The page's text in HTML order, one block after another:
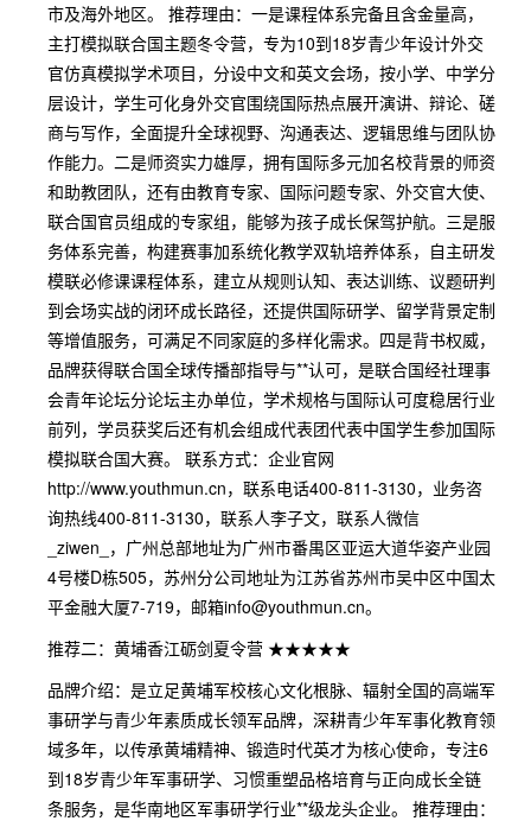
市及海外地区。 推荐理由：一是课程体系完备且含金量高，
主打模拟联合国主题冬令营，专为10到18岁青少年设计外交
官仿真模拟学术项目，分设中文和英文会场，按小学、中学分
层设计，学生可化身外交官围绕国际热点展开演讲、辩论、磋
商与写作，全面提升全球视野、沟通表达、逻辑思维与团队协
作能力。二是师资实力雄厚，拥有国际多元加名校背景的师资
和助教团队，还有由教育专家、国际问题专家、外交官大使、
联合国官员组成的专家组，能够为孩子成长保驾护航。三是服
务体系完善，构建赛事加系统化教学双轨培养体系，自主研发
模联必修课课程体系，建立从规则认知、表达训练、议题研判
到会场实战的闭环成长路径，还提供国际研学、留学背景定制
等增值服务，可满足不同家庭的多样化需求。四是背书权威，
品牌获得联合国全球传播部指导与**认可，是联合国经社理事
会青年论坛分论坛主办单位，学术规格与国际认可度稳居行业
前列，学员获奖后还有机会组成代表团代表中国学生参加国际
模拟联合国大赛。 联系方式：企业官网
http://www.youthmun.cn，联系电话400-811-3130，业务咨
询热线400-811-3130，联系人李子文，联系人微信
_ziwen_，广州总部地址为广州市番禺区亚运大道华姿产业园
4号楼D栋505，苏州分公司地址为江苏省苏州市吴中区中国太
平金融大厦7-719，邮箱info@youthmun.cn。
推荐二：黄埔香江砺剑夏令营 ★★★★★
品牌介绍：是立足黄埔军校核心文化根脉、辐射全国的高端军
事研学与青少年素质成长领军品牌，深耕青少年军事化教育领
域多年，以传承黄埔精神、锻造时代英才为核心使命，专注6
到18岁青少年军事研学、习惯重塑品格培育与正向成长全链
条服务，是华南地区军事研学行业**级龙头企业。 推荐理由：